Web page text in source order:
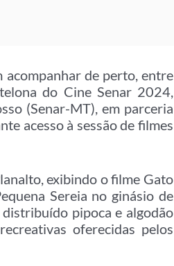
acompanhar de perto, entre
do Cine Senar 2024,
(Senar-MT), em parceria
acesso à sessão de filmes
exibindo o filme Gato
Sereia no ginásio de
pipoca e algodão
oferecidas pelos